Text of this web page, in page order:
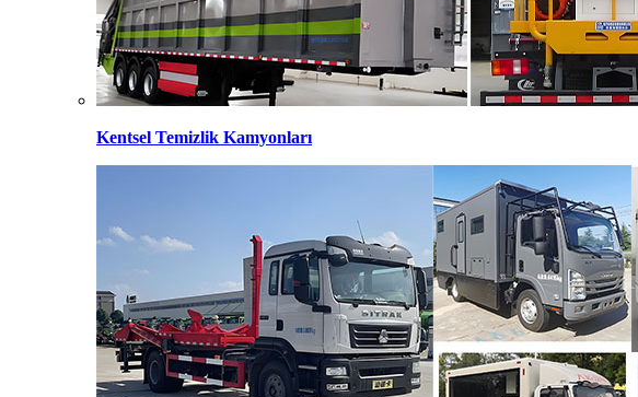
Kentsel Temizlik Kamyonları